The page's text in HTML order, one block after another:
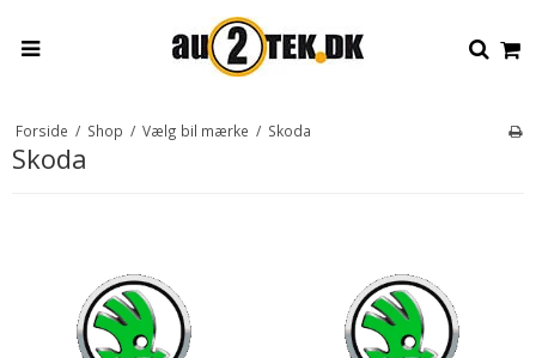
Forside / Shop / Vælg bil mærke / Skoda
Skoda